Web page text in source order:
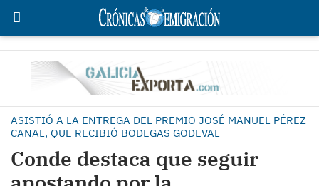
ASISTIÓ A LA ENTREGA DEL PREMIO JOSÉ MANUEL PÉREZ
CANAL, QUE RECIBIÓ BODEGAS GODEVAL
Conde destaca que seguir